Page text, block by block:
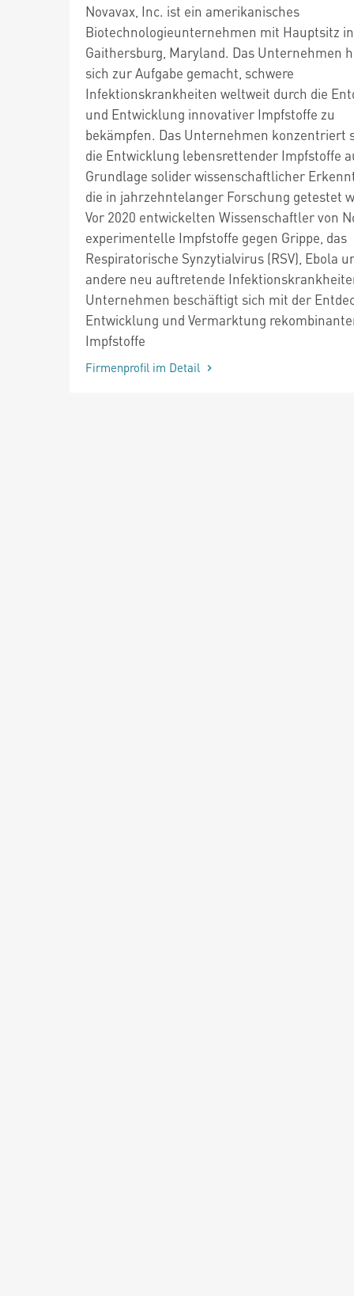
Novavax, Inc. ist ein amerikanisches
Biotechnologieunternehmen mit Hauptsitz in
Gaithersburg, Maryland. Das Unternehmen
sich zur Aufgabe gemacht, schwere
Infektionskrankheiten weltweit durch die
und Entwicklung innovativer Impfstoffe zu
bekämpfen. Das Unternehmen konzentriert
die Entwicklung lebensrettender Impfstoffe
Grundlage solider wissenschaftlicher
die in jahrzehntelanger Forschung getestet
Vor 2020 entwickelten Wissenschaftler von
experimentelle Impfstoffe gegen Grippe, das
Respiratorische Synzytialvirus (RSV), Ebola
andere neu auftretende
Unternehmen beschäftigt sich mit der
Entwicklung und Vermarktung
Impfstoffe
Firmenprofil im Detail